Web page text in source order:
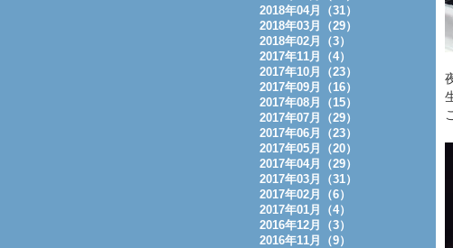
2018年04月（31）
2018年03月（29）
2018年02月（3）
2017年11月（4）
2017年10月（23）
2017年09月（16）
2017年08月（15）
2017年07月（29）
2017年06月（23）
2017年05月（20）
2017年04月（29）
2017年03月（31）
2017年02月（6）
2017年01月（4）
2016年12月（3）
2016年11月（9）